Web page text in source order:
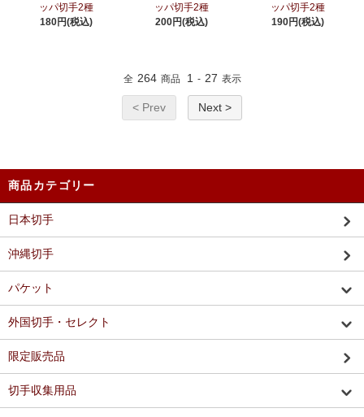
ッパ切手2種
180円(税込)
ッパ切手2種
200円(税込)
ッパ切手2種
190円(税込)
全 264 商品 1 - 27 表示
< Prev Next >
商品カテゴリー
日本切手
沖縄切手
パケット
外国切手・セレクト
限定販売品
切手収集用品